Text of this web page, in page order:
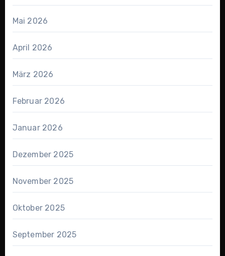
Mai 2026
April 2026
März 2026
Februar 2026
Januar 2026
Dezember 2025
November 2025
Oktober 2025
September 2025